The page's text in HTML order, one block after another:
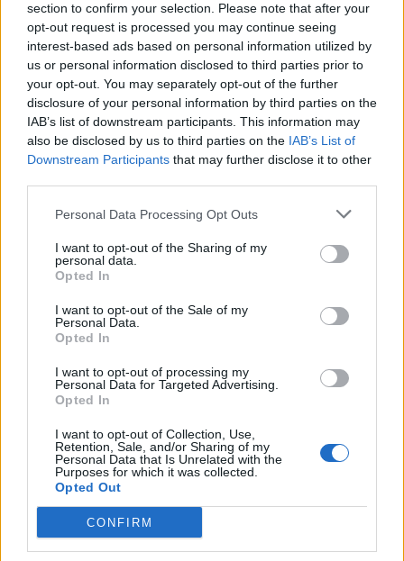
section to confirm your selection. Please note that after your
opt-out request is processed you may continue seeing
interest-based ads based on personal information utilized by
us or personal information disclosed to third parties prior to
your opt-out. You may separately opt-out of the further
disclosure of your personal information by third parties on the
IAB’s list of downstream participants. This information may
also be disclosed by us to third parties on the IAB’s List of
Downstream Participants that may further disclose it to other
Personal Data Processing Opt Outs
I want to opt-out of the Sharing of my
personal data.
Opted In
I want to opt-out of the Sale of my
Personal Data.
Opted In
I want to opt-out of processing my
Personal Data for Targeted Advertising.
Opted In
I want to opt-out of Collection, Use,
Retention, Sale, and/or Sharing of my
Personal Data that Is Unrelated with the
Purposes for which it was collected.
Opted Out
CONFIRM